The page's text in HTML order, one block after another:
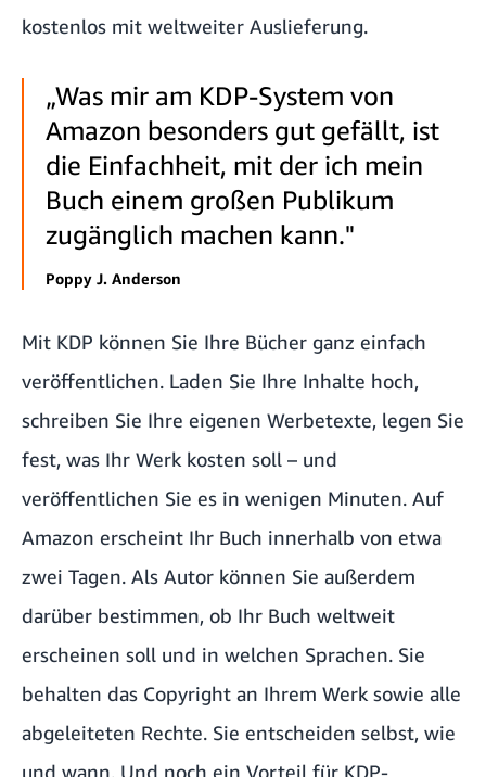
kostenlos mit weltweiter Auslieferung.
„Was mir am KDP-System von
Amazon besonders gut gefällt, ist
die Einfachheit, mit der ich mein
Buch einem großen Publikum
zugänglich machen kann."
Poppy J. Anderson
Mit KDP können Sie Ihre Bücher ganz einfach
veröffentlichen. Laden Sie Ihre Inhalte hoch,
schreiben Sie Ihre eigenen Werbetexte, legen Sie
fest, was Ihr Werk kosten soll – und
veröffentlichen Sie es in wenigen Minuten. Auf
Amazon erscheint Ihr Buch innerhalb von etwa
zwei Tagen. Als Autor können Sie außerdem
darüber bestimmen, ob Ihr Buch weltweit
erscheinen soll und in welchen Sprachen. Sie
behalten das Copyright an Ihrem Werk sowie alle
abgeleiteten Rechte. Sie entscheiden selbst, wie
und wann. Und noch ein Vorteil für KDP-